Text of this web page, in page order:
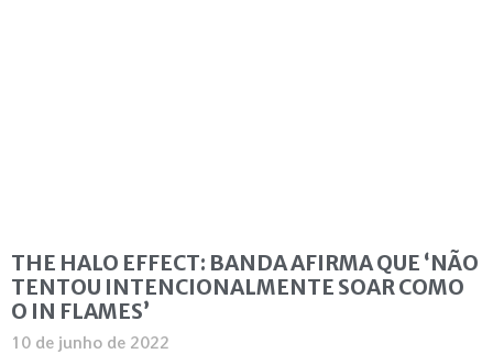
THE HALO EFFECT: BANDA AFIRMA QUE ‘NÃO
TENTOU INTENCIONALMENTE SOAR COMO
O IN FLAMES’
10 de junho de 2022